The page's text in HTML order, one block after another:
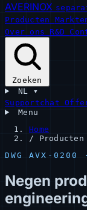
AVERINOX
Producten
Over ons R&D
Zoeken
NL ▾
Supportchat
Menu
Home
/
Producten
DWG AVX-0200
Negen